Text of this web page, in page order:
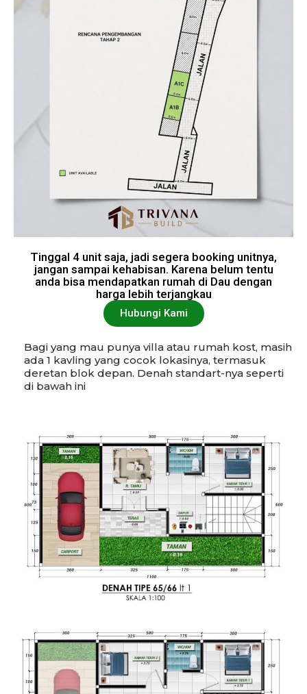
Tinggal 4 unit saja, jadi segera booking unitnya,
jangan sampai kehabisan. Karena belum tentu
anda bisa mendapatkan rumah di Dau dengan
harga lebih terjangkau
Hubungi Kami
Bagi yang mau punya villa atau rumah kost, masih
ada 1 kavling yang cocok lokasinya, termasuk
deretan blok depan. Denah standart-nya seperti
di bawah ini